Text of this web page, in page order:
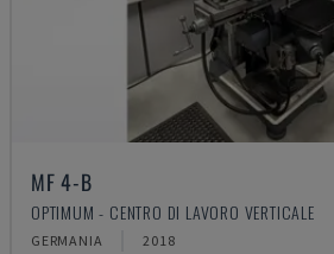
MF 4-B
OPTIMUM - CENTRO DI LAVORO VERTICALE
GERMANIA 2018